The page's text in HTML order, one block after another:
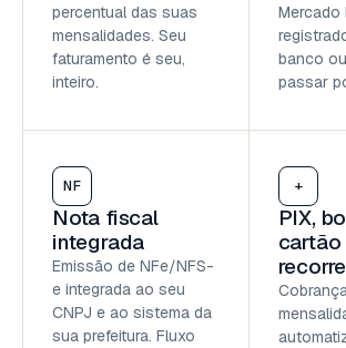
percentual das suas
mensalidades. Seu
faturamento é seu,
inteiro.
Mercado
banco
passar
NF
Nota fiscal
integrada
Emissão de NFe/NFS-
e integrada ao seu
CNPJ e ao sistema da
sua prefeitura. Fluxo
+
PIX,
cartão